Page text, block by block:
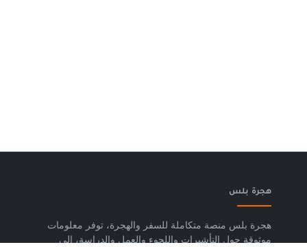
هجرة بلس
هجرة بلس منصة متكاملة للسفر والهجرة، توفر معلومات
موثوقة حول التأشيرات واللجوء والعمل والدراسة، إلى